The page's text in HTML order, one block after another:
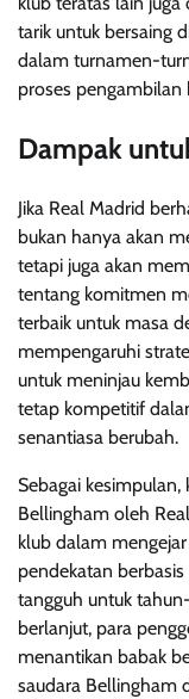
tarik untuk bersaing
dalam turnamen-
proses pengambilan
Dampak
Jika Real Madrid
bukan hanya akan
tetapi juga akan
tentang komitmen
terbaik untuk masa
mempengaruhi
untuk meninjau
tetap kompetitif
senantiasa berubah.
Sebagai
Bellingham oleh
klub dalam
pendekatan
tangguh untuk
berlanjut, para
menantikan babak
saudara Bellingham